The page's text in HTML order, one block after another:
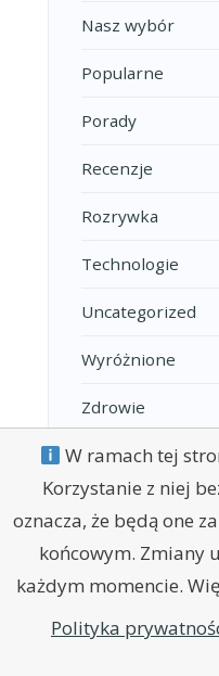
Nasz wybór
Popularne
Porady
Recenzje
Rozrywka
Technologie
Uncategorized
Wyróżnione
Zdrowie
W ramach tej
Korzystanie z niej
oznacza, że będą one
końcowym. Zmiany
każdym momencie.
Polityka